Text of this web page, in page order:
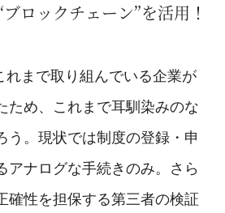
ロックチェーン”を活用！
れまで取り組んでいる企業が
ため、これまで耳馴染みのな
う。現状では制度の登録・申
アナログな手続きのみ。さら
確性を担保する第三者の検証